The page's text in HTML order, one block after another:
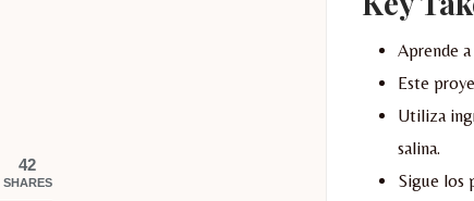
Aprende
Este
Utiliza
salina.
Sigue los
42
SHARES